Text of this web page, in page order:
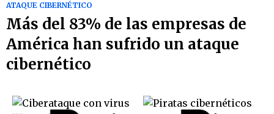
ATAQUE CIBERNÉTICO
Más del 83% de las empresas de
América han sufrido un ataque
cibernético